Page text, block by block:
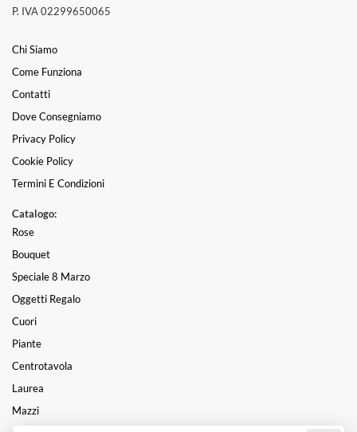
P. IVA 02299650065
Chi Siamo
Come Funziona
Contatti
Dove Consegniamo
Privacy Policy
Cookie Policy
Termini E Condizioni
Catalogo:
Rose
Bouquet
Speciale 8 Marzo
Oggetti Regalo
Cuori
Piante
Centrotavola
Laurea
Mazzi